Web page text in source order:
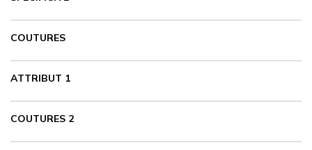
COUTURES
ATTRIBUT 1
COUTURES 2